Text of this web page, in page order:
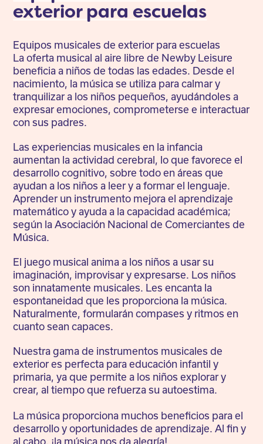
exterior para escuelas
Equipos musicales de exterior para escuelas
La oferta musical al aire libre de Newby Leisure
beneficia a niños de todas las edades. Desde el
nacimiento, la música se utiliza para calmar y
tranquilizar a los niños pequeños, ayudándoles a
expresar emociones, comprometerse e interactuar
con sus padres.
Las experiencias musicales en la infancia
aumentan la actividad cerebral, lo que favorece el
desarrollo cognitivo, sobre todo en áreas que
ayudan a los niños a leer y a formar el lenguaje.
Aprender un instrumento mejora el aprendizaje
matemático y ayuda a la capacidad académica;
según la Asociación Nacional de Comerciantes de
Música.
El juego musical anima a los niños a usar su
imaginación, improvisar y expresarse. Los niños
son innatamente musicales. Les encanta la
espontaneidad que les proporciona la música.
Naturalmente, formularán compases y ritmos en
cuanto sean capaces.
Nuestra gama de instrumentos musicales de
exterior es perfecta para educación infantil y
primaria, ya que permite a los niños explorar y
crear, al tiempo que refuerza su autoestima.
La música proporciona muchos beneficios para el
desarrollo y oportunidades de aprendizaje. Al fin y
al cabo, ¡la música nos da alegría!